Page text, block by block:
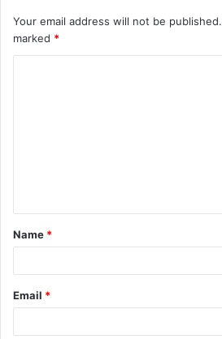
Your email address will not be published.
marked *
t
*
Name *
Email *